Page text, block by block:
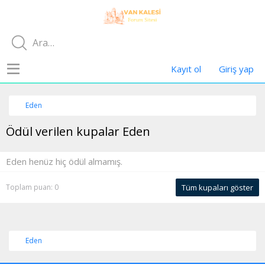
Kayıt ol Giriş yap
Eden
Ödül verilen kupalar Eden
Eden henüz hiç ödül almamış.
Toplam puan: 0 Tüm kupaları göster
Eden